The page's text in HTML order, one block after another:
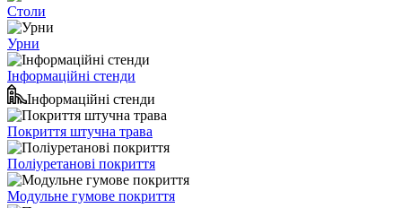
Столи
Урни
Інформаційні стенди
Інформаційні стенди
Покриття штучна трава
Поліуретанові покриття
Модульне гумове покриття